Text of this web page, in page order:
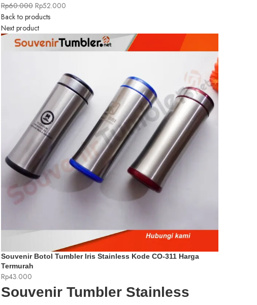
Rp60.000 Rp52.000
Back to products
Next product
Souvenir Botol Tumbler Iris Stainless Kode CO-311 Harga
Termurah
Rp43.000
Souvenir Tumbler Stainless